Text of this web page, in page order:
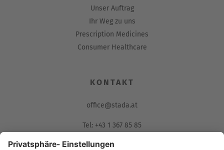
Unser Auftrag
Ihr Weg zu uns
Prescription Medicines
Consumer Healthcare
KONTAKT
office@stada.at
Tel: +43 1 367 85 85
Fax: 01/367 85 85-85